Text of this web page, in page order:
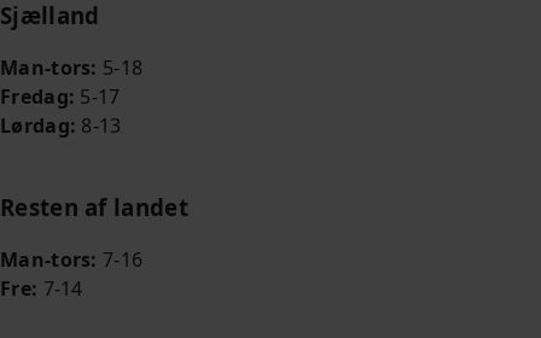
Sjælland
Man-tors: 5-18
Fredag: 5-17
Lørdag: 8-13
Resten af landet
Man-tors: 7-16
Fre: 7-14